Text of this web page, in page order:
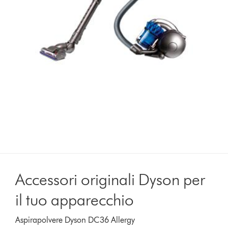
Accessori originali Dyson per
il tuo apparecchio
Aspirapolvere Dyson DC36 Allergy